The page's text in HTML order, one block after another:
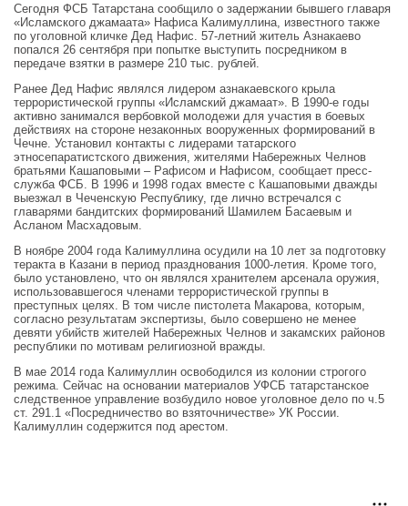
Сегодня ФСБ Татарстана сообщило о задержании бывшего главаря
«Исламского джамаата» Нафиса Калимуллина, известного также
по уголовной кличке Дед Нафис. 57-летний житель Азнакаево
попался 26 сентября при попытке выступить посредником в
передаче взятки в размере 210 тыс. рублей.
Ранее Дед Нафис являлся лидером азнакаевского крыла
террористической группы «Исламский джамаат». В 1990-е годы
активно занимался вербовкой молодежи для участия в боевых
действиях на стороне незаконных вооруженных формирований в
Чечне. Установил контакты с лидерами татарского
этносепаратистского движения, жителями Набережных Челнов
братьями Кашаповыми – Рафисом и Нафисом, сообщает пресс-
служба ФСБ. В 1996 и 1998 годах вместе с Кашаповыми дважды
выезжал в Чеченскую Республику, где лично встречался с
главарями бандитских формирований Шамилем Басаевым и
Асланом Масхадовым.
В ноябре 2004 года Калимуллина осудили на 10 лет за подготовку
теракта в Казани в период празднования 1000-летия. Кроме того,
было установлено, что он являлся хранителем арсенала оружия,
использовавшегося членами террористической группы в
преступных целях. В том числе пистолета Макарова, которым,
согласно результатам экспертизы, было совершено не менее
девяти убийств жителей Набережных Челнов и закамских районов
республики по мотивам религиозной вражды.
В мае 2014 года Калимуллин освободился из колонии строгого
режима. Сейчас на основании материалов УФСБ татарстанское
следственное управление возбудило новое уголовное дело по ч.5
ст. 291.1 «Посредничество во взяточничестве» УК России.
Калимуллин содержится под арестом.